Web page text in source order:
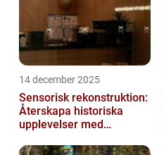
14 december 2025
Sensorisk rekonstruktion:
Återskapa historiska
upplevelser med